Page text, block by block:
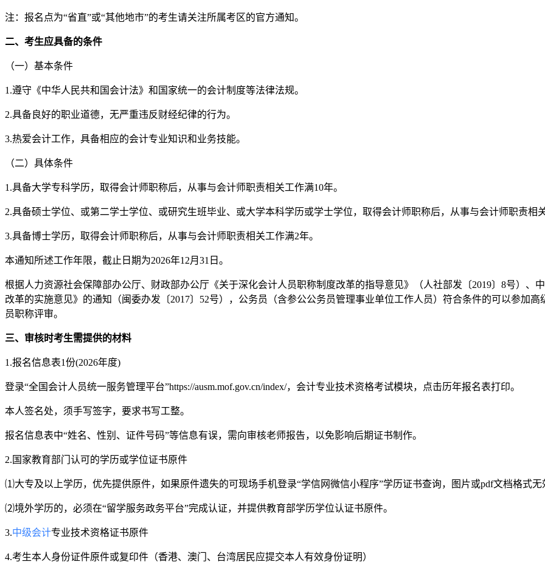
注：报名点为“省直”或“其他地市”的考生请关注所属考区的官方通知。
二、考生应具备的条件
（一）基本条件
1.遵守《中华人民共和国会计法》和国家统一的会计制度等法律法规。
2.具备良好的职业道德，无严重违反财经纪律的行为。
3.热爱会计工作，具备相应的会计专业知识和业务技能。
（二）具体条件
1.具备大学专科学历，取得会计师职称后，从事与会计师职责相关工作满10年。
2.具备硕士学位、或第二学士学位、或研究生班毕业、或大学本科学历或学士学位，取得会计师职称后，从事与会计师职责相
3.具备博士学历，取得会计师职称后，从事与会计师职责相关工作满2年。
本通知所述工作年限，截止日期为2026年12月31日。
根据人力资源社会保障部办公厅、财政部办公厅《关于深化会计人员职称制度改革的指导意见》（人社部发〔2019〕8号）、
改革的实施意见》的通知（闽委办发〔2017〕52号），公务员（含参公公务员管理事业单位工作人员）符合条件的可以参加
员职称评审。
三、审核时考生需提供的材料
1.报名信息表1份(2026年度)
登录“全国会计人员统一服务管理平台”https://ausm.mof.gov.cn/index/，会计专业技术资格考试模块，点击历年报名表打印。
本人签名处，须手写签字，要求书写工整。
报名信息表中“姓名、性别、证件号码”等信息有误，需向审核老师报告，以免影响后期证书制作。
2.国家教育部门认可的学历或学位证书原件
⑴大专及以上学历，优先提供原件，如果原件遗失的可现场手机登录“学信网微信小程序”学历证书查询，图片或pdf文档格式无
⑵境外学历的，必须在“留学服务政务平台”完成认证，并提供教育部学历学位认证书原件。
3.中级会计专业技术资格证书原件
4.考生本人身份证件原件或复印件（香港、澳门、台湾居民应提交本人有效身份证明）